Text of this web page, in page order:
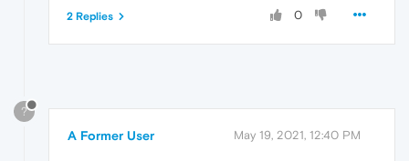
0
2 Replies
?
A Former User May 19, 2021, 12:40 PM